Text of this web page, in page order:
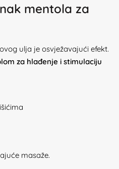
mentola za
ulja je osvježavajući efekt.
za hlađenje i stimulaciju
masaže.